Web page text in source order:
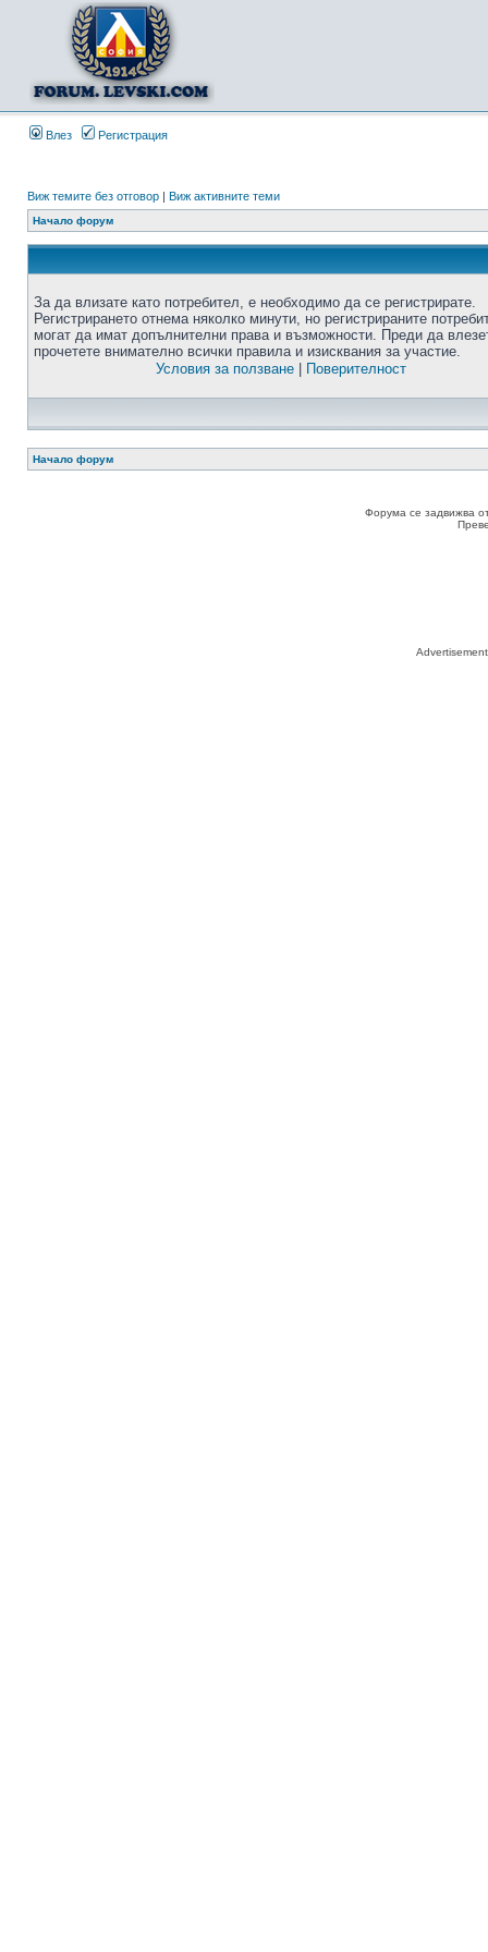
Влез Регистрация
Виж темите без отговор | Виж активните теми
Начало форум
За да влизате като потребител, е необходимо да се регистрирате.
Регистрирането отнема няколко минути, но регистрираните
могат да имат допълнителни права и възможности. Преди да
прочетете внимателно всички правила и изисквания за участие.
Условия за ползване| Поверителност
Начало форум
Форума се задвижва